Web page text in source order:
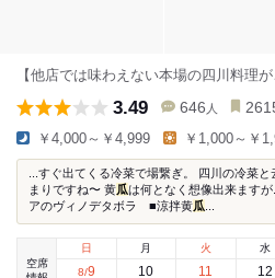
【他店では味わえない本場の四川料理が
3.49 646 人
￥4,000～￥4,999 ￥1,000～￥
...すぐ出てくる冷菜で場繋ぎ。 四川の冷菜
まりですね〜 黄瓜は何となく想像出来ます
アのヴィノデタボラ ■涼拌黄瓜
空席
日
8/9
月
10
火
11
水
12